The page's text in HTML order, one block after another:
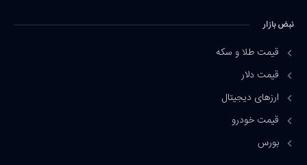
نبض بازار
قیمت طلا و سکه
قیمت دلار
ارزهای دیجیتال
قیمت خودرو
بورس